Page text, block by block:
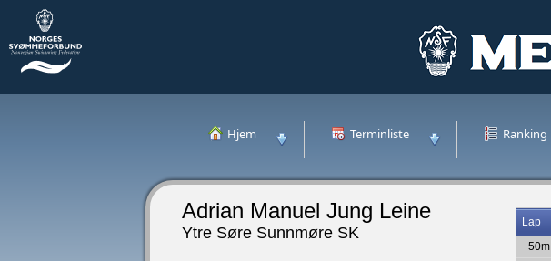
Hjem Terminliste Ranking
Adrian Manuel Jung Leine
Ytre Søre Sunnmøre SK
Lap
50m